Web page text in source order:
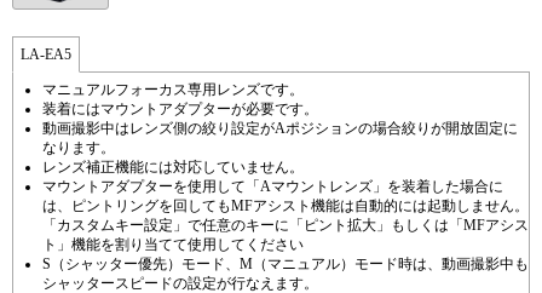
LA-EA5
マニュアルフォーカス専用レンズです。
装着にはマウントアダプターが必要です。
動画撮影中はレンズ側の絞り設定がAポジションの場合絞りが開放固定に
なります。
レンズ補正機能には対応していません。
マウントアダプターを使用して「Aマウントレンズ」を装着した場合に
は、ピントリングを回してもMFアシスト機能は自動的には起動しません。
「カスタムキー設定」で任意のキーに「ピント拡大」もしくは「MFアシス
ト」機能を割り当てて使用してください
S（シャッター優先）モード、M（マニュアル）モード時は、動画撮影中も
シャッタースピードの設定が行なえます。